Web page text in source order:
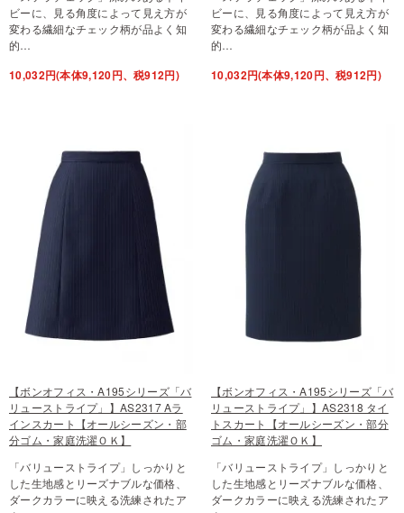
ビーに、見る角度によって見え方が
変わる繊細なチェック柄が品よく知
的…
10,032円(本体9,120円、税912円)
ビーに、見る角度によって見え方が
変わる繊細なチェック柄が品よく知
的…
10,032円(本体9,120円、税912円)
【ボンオフィス・A195シリーズ「バ
リューストライプ」】AS2317 Aラ
インスカート【オールシーズン・部
分ゴム・家庭洗濯ＯＫ】
「バリューストライプ」しっかりと
した生地感とリーズナブルな価格、
ダークカラーに映える洗練されたア
【ボンオフィス・A195シリーズ「バ
リューストライプ」】AS2318 タイ
トスカート【オールシーズン・部分
ゴム・家庭洗濯ＯＫ】
「バリューストライプ」しっかりと
した生地感とリーズナブルな価格、
ダークカラーに映える洗練されたア